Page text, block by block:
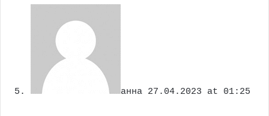
анна 27.04.2023 at 01:25